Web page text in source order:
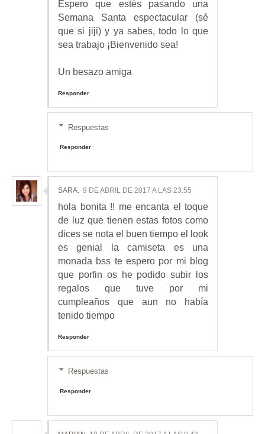
Espero que estés pasando una
Semana Santa espectacular (sé
que si jiji) y ya sabes, todo lo que
sea trabajo ¡Bienvenido sea!
Un besazo amiga
Responder
Respuestas
Responder
SARA. 9 DE ABRIL DE 2017 A LAS 23:55
hola bonita !! me encanta el toque
de luz que tienen estas fotos como
dices se nota el buen tiempo el look
es genial la camiseta es una
monada bss te espero por mi blog
que porfin os he podido subir los
regalos que tuve por mi
cumpleaños que aun no había
tenido tiempo
Responder
Respuestas
Responder